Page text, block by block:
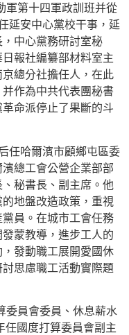
軍第十四軍政訓班并從
延安中心黨校干事，延
中心黨務研討室秘
報社編纂部材料室主
總分社擔任人，在此
作為中共代表團秘書
命派停止了果斷的斗
任哈爾濱市顧鄉屯區委
總工會公營企業部部
、秘書長、副主席。他
地盤改造政策，重視
員。在城市工會任務
蒙教導，進步工人的
發動職工展開愛國休
思慮職工活動實際題
委員會委員、休息薪水
任國度打算委員會副主